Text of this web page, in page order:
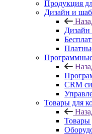
Продукция
Дизайн и
CRM
Товары для
Товары